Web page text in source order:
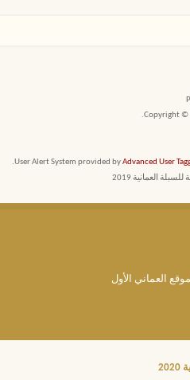
Copyright ©
User Alert System provided byAdvanced User
العمانية 2019
العماني الأول